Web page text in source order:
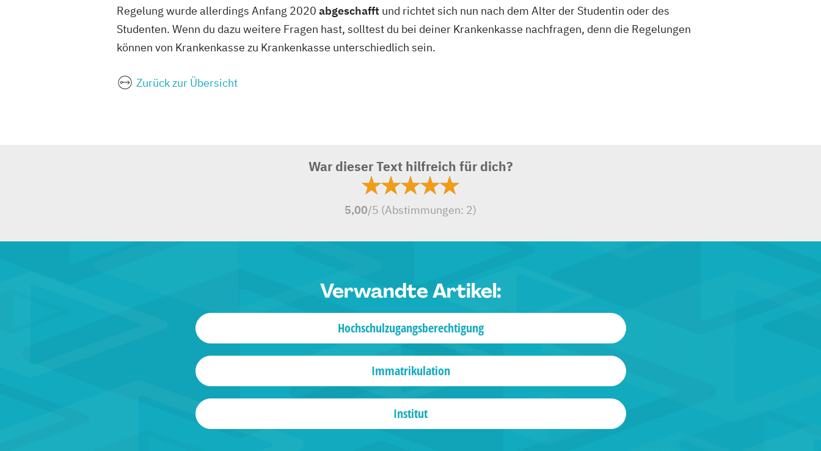
Regelung wurde allerdings Anfang 2020 abgeschafft und richtet sich nun nach dem Alter der Studentin oder des
Studenten. Wenn du dazu weitere Fragen hast, solltest du bei deiner Krankenkasse nachfragen, denn die Regelungen
können von Krankenkasse zu Krankenkasse unterschiedlich sein.
Zurück zur Übersicht
War dieser Text hilfreich für dich?
5,00/5 (Abstimmungen: 2)
Verwandte Artikel:
Hochschulzugangsberechtigung
Immatrikulation
Institut